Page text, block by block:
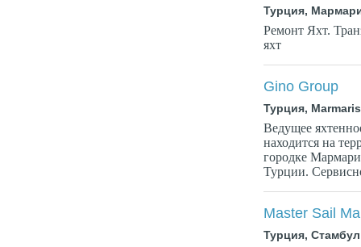
Турция,
Ремонт Яхт.
яхт
Gino Group
Турция, Marmaris
Ведущее
находится на
городке
Турции.
Master Sail
Турция, Стамбул